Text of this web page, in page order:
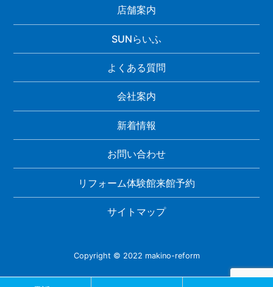
店舗案内
SUNらいふ
よくある質問
会社案内
新着情報
お問い合わせ
リフォーム体験館来館予約
サイトマップ
Copyright © 2022 makino-reform